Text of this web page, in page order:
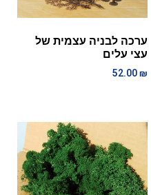
ערכה לבניה עצמית של
עצי עלים
52.00₪